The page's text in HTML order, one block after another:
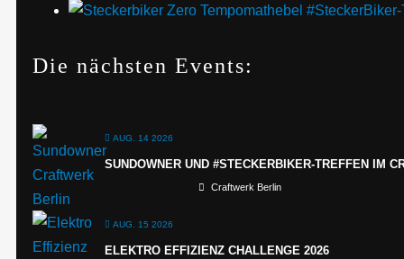
Die nächsten Events:
AUG. 14 2026
SUNDOWNER UND #STECKERBIKER-TREFFEN IM
Craftwerk Berlin
AUG. 15 2026
ELEKTRO EFFIZIENZ CHALLENGE 2026